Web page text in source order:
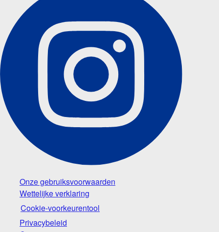
Onze gebruiksvoorwaarden
Wettelijke verklaring
Cookie-voorkeurentool
Privacybeleid